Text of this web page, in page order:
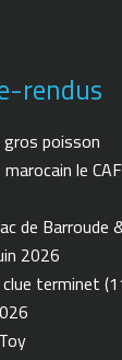
rendus
gros poisson
le
de Barroude
2026
terminet